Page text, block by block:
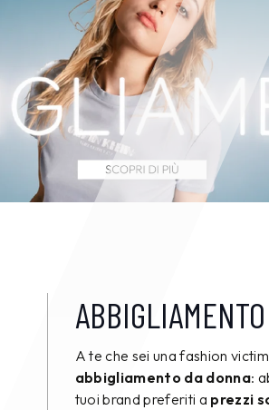
A te che sei una fashion
abbigliamento da donna:
tuoi brand preferiti a prezzi